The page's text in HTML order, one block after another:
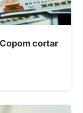
cortar